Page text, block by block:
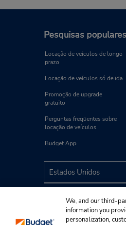
Pesquisas populares
Locação de veículos de longo
prazo
Locação de veículos só de ida
Promoção de upgrade
gratuito
Perguntas freqüentes sobre
locação de veículos
Budget App
We, and our third-
information you
personalization,